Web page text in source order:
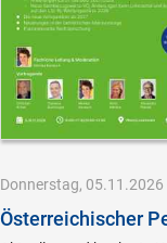
Donnerstag,
Österreichischer